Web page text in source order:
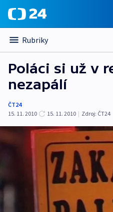
Rubriky
Poláci si už v
nezapálí
ČT24
15. 11. 2010
15. 11. 2010 | Zdroj: ČT24